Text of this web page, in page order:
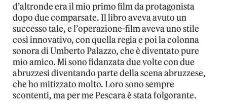
d’altronde era il mio primo film da protagonista
dopo due comparsate. Il libro aveva avuto un
successo tale, e l’operazione-film aveva uno stile
così innovativo, con quella regia e poi la colonna
sonora di Umberto Palazzo, che è diventato pure
mio amico. Mi sono fidanzata due volte con due
abruzzesi diventando parte della scena abruzzese,
che ho mitizzato molto. Loro sono sempre
scontenti, ma per me Pescara è stata folgorante.